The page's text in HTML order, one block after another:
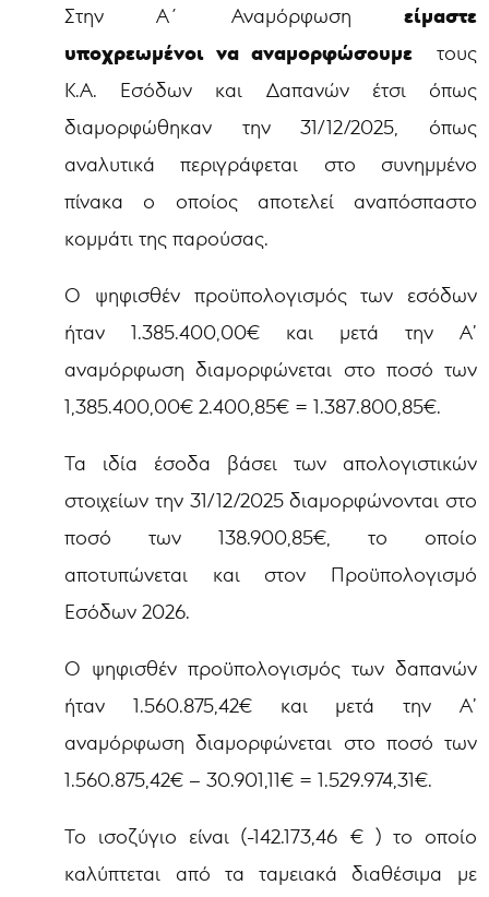
Στην Α΄ Αναμόρφωση είμαστε
υποχρεωμένοι να αναμορφώσουμε τους
Κ.Α. Εσόδων και Δαπανών έτσι όπως
διαμορφώθηκαν την 31/12/2025, όπως
αναλυτικά περιγράφεται στο συνημμένο
πίνακα ο οποίος αποτελεί αναπόσπαστο
κομμάτι της παρούσας.
Ο ψηφισθέν προϋπολογισμός των εσόδων
ήταν 1.385.400,00€ και μετά την Α’
αναμόρφωση διαμορφώνεται στο ποσό των
1,385.400,00€ 2.400,85€ = 1.387.800,85€.
Τα ιδία έσοδα βάσει των απολογιστικών
στοιχείων την 31/12/2025 διαμορφώνονται στο
ποσό των 138.900,85€, το οποίο
αποτυπώνεται και στον Προϋπολογισμό
Εσόδων 2026.
Ο ψηφισθέν προϋπολογισμός των δαπανών
ήταν 1.560.875,42€ και μετά την Α’
αναμόρφωση διαμορφώνεται στο ποσό των
1.560.875,42€ – 30.901,11€ = 1.529.974,31€.
Το ισοζύγιο είναι (-142.173,46 € ) το οποίο
καλύπτεται από τα ταμειακά διαθέσιμα με